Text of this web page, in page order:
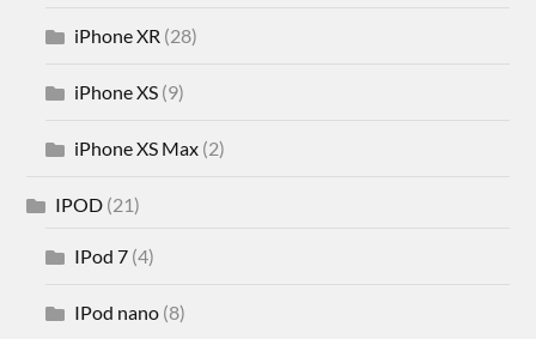
iPhone XR (28)
iPhone XS (9)
iPhone XS Max (2)
IPOD (21)
IPod 7 (4)
IPod nano (8)